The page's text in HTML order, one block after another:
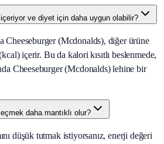
ve diyet için daha uygun olabilir?
Cheeseburger (Mcdonalds), diğer ürüne
içerir. Bu da kalori kısıtlı beslenmede,
Cheeseburger (Mcdonalds) lehine bir
daha mantıklı olur?
düşük tutmak istiyorsanız, enerji değeri